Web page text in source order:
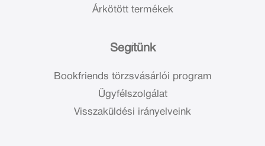
Árkötött termékek
Segítünk
Bookfriends törzsvásárlói program
Ügyfélszolgálat
Visszaküldési irányelveink